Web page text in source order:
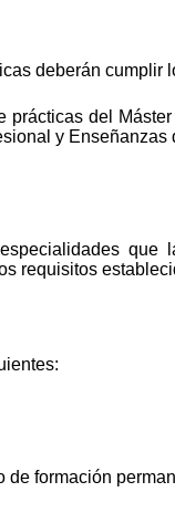
deberán cumplir
del
y Enseñanzas
que
requisitos
formación